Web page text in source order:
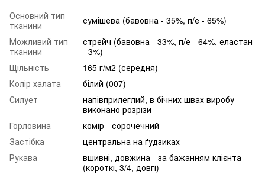
Основний тип
тканини
сумішева (бавовна - 35%, п/е - 65%)
Можливий тип
тканини
стрейч (бавовна - 33%, п/е - 64%, еластан
- 3%)
Щільність
165 г/м2 (середня)
Колір халата
білий (007)
Силует
напівприлеглий, в бічних швах виробу
виконано розрізи
Горловина
комір - сорочечний
Застібка
центральна на ґудзиках
Рукава
вшивні, довжина - за бажанням клієнта
(короткі, 3/4, довгі)